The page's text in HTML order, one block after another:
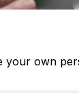
your own